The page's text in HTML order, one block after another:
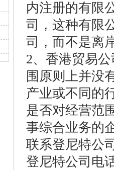
内注册的有限
司，这种有限
司，而不是离
2、香港贸易
围原则上并没
产业或不同的
是否对经营范
事综合业务的
联系登尼特公
登尼特公司电